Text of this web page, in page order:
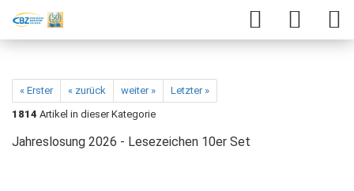
« Erster « zurück weiter »
Letzter »
1814 Artikel in dieser Kategorie
Jahreslosung 2026 - Lesezeichen 10er Set